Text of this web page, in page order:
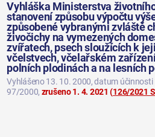
Vyhláška Ministerstva
stanovení způsobu výpočtu
způsobené vybranými zvláště
živočichy na vymezených
zvířatech, psech sloužících k
včelstvech, včelařském
polních plodinách a na lesních
Vyhlášeno 13. 10. 2000, datum účinnosti
97/2000, zrušeno 1. 4. 2021 (126/2021